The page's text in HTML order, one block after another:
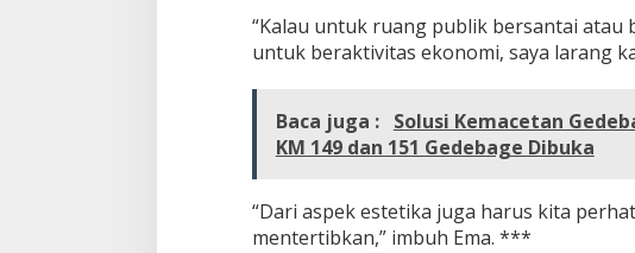
“Kalau untuk ruang publik bersantai atau
untuk beraktivitas ekonomi, saya larang
Baca juga : Solusi Kemacetan
KM 149 dan 151 Gedebage Dibuka
“Dari aspek estetika juga harus kita
mentertibkan,” imbuh Ema. ***